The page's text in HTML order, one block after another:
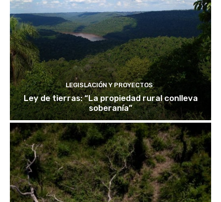
LEGISLACIÓN Y PROYECTOS
Ley de tierras: “La propiedad rural conlleva
soberanía”